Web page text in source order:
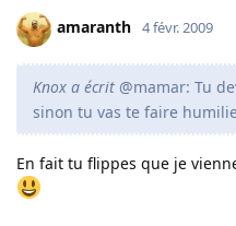
amaranth 4 févr. 2009
Knox a écrit @mamar: Tu
sinon tu vas te faire
En fait tu flippes que je